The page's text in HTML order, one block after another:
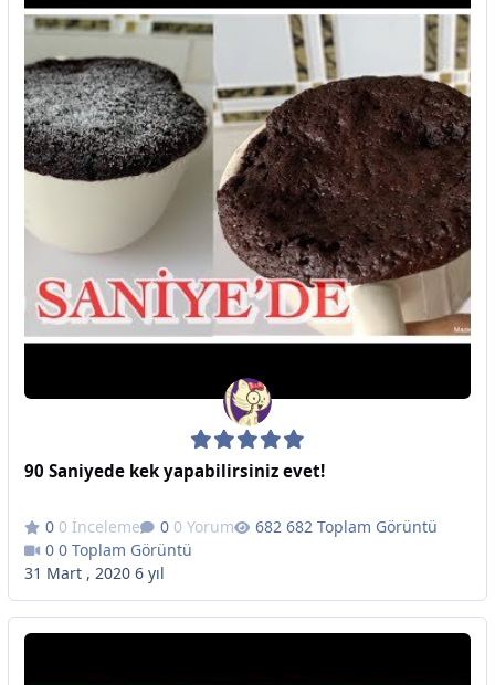
90 Saniyede kek yapabilirsiniz evet!
0 İnceleme 0 Yorum
682 Toplam Görüntü
0 Toplam Görüntü
31 Mart , 2020 6 yıl